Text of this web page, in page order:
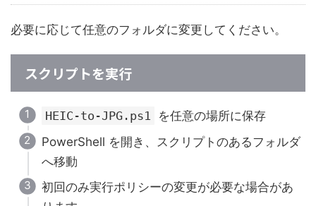
必要に応じて任意のフォルダに変更してください。
スクリプトを実行
HEIC-to-JPG.ps1
を任意の場所に保存
PowerShell を開き、スクリプトのあるフォルダ
へ移動
初回のみ実行ポリシーの変更が必要な場合があ